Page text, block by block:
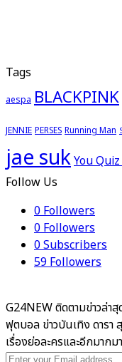
Tags
aespa BLACKPINK
JENNIE PERSES Running Man
jae sukYou
Follow Us
0 Followers
0 Followers
0Subscribers
59 Followers
G24NEW ติดตามข่าวล่า
ฟุตบอล ข่าวบันเทิง ดารา
เรื่องย่อละครและอีกมาก
Enter